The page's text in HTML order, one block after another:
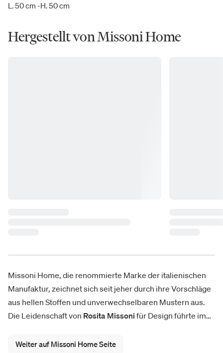
L. 50 cm -H. 50 cm
Hergestellt von Missoni Home
Missoni Home, die renommierte Marke der italienischen
Manufaktur, zeichnet sich seit jeher durch ihre Vorschläge
aus hellen Stoffen und unverwechselbaren Mustern aus.
Die Leidenschaft von Rosita Missoni für Design führte im
Einrichtungslösungenbereicherte, zunächst mit
Weiter auf Missoni Home Seite